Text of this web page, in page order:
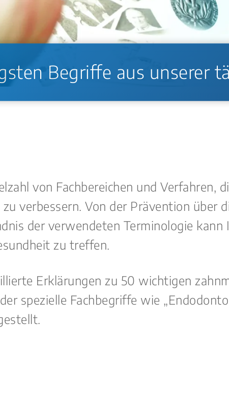
Begriffe aus unserer
von Fachbereichen und Verfahren,
verbessern. Von der Prävention über
der verwendeten Terminologie kann
zu treffen.
Erklärungen zu 50 wichtigen
spezielle Fachbegriffe wie